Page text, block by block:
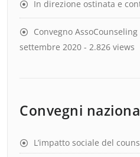
In direzione ostinata e
Convegno
settembre 2020 - 2.826 views
Convegni
L’impatto sociale del